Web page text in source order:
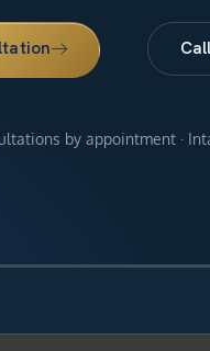
by appointment ·